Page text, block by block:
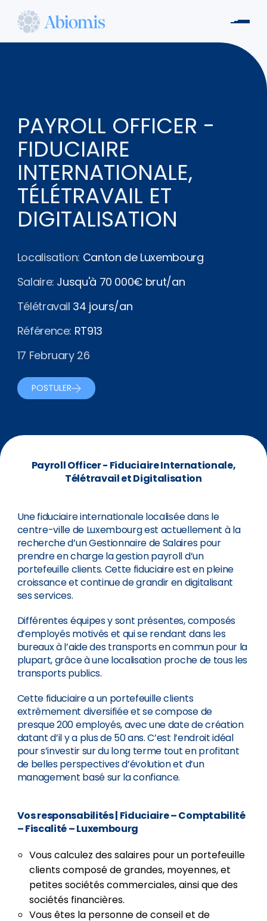
contenu
Abiomis
PAYROLL OFFICER -
FIDUCIAIRE
INTERNATIONALE,
TÉLÉTRAVAIL ET
DIGITALISATION
Localisation: Canton de Luxembourg
Salaire: Jusqu'à 70 000€ brut/an
Télétravail 34 jours/an
Référence: RT913
17 February 26
POSTULER
Payroll Officer - Fiduciaire Internationale,
Télétravail et Digitalisation
Une fiduciaire internationale localisée dans le
centre-ville de Luxembourg est actuellement à la
recherche d’un Gestionnaire de Salaires pour
prendre en charge la gestion payroll d’un
portefeuille clients. Cette fiduciaire est en pleine
croissance et continue de grandir en digitalisant
ses services.
Différentes équipes y sont présentes, composés
d’employés motivés et qui se rendant dans les
bureaux à l’aide des transports en commun pour la
plupart, grâce à une localisation proche de tous les
transports publics.
Cette fiduciaire a un portefeuille clients
extrêmement diversifiée et se compose de
presque 200 employés, avec une date de création
datant d’il y a plus de 50 ans. C’est l’endroit idéal
pour s’investir sur du long terme tout en profitant
de belles perspectives d’évolution et d’un
management basé sur la confiance.
Vos responsabilités| Fiduciaire – Comptabilité
– Fiscalité – Luxembourg
Vous calculez des salaires pour un portefeuille
clients composé de grandes, moyennes, et
petites sociétés commerciales, ainsi que des
sociétés financières.
Vous êtes la personne de conseil et de